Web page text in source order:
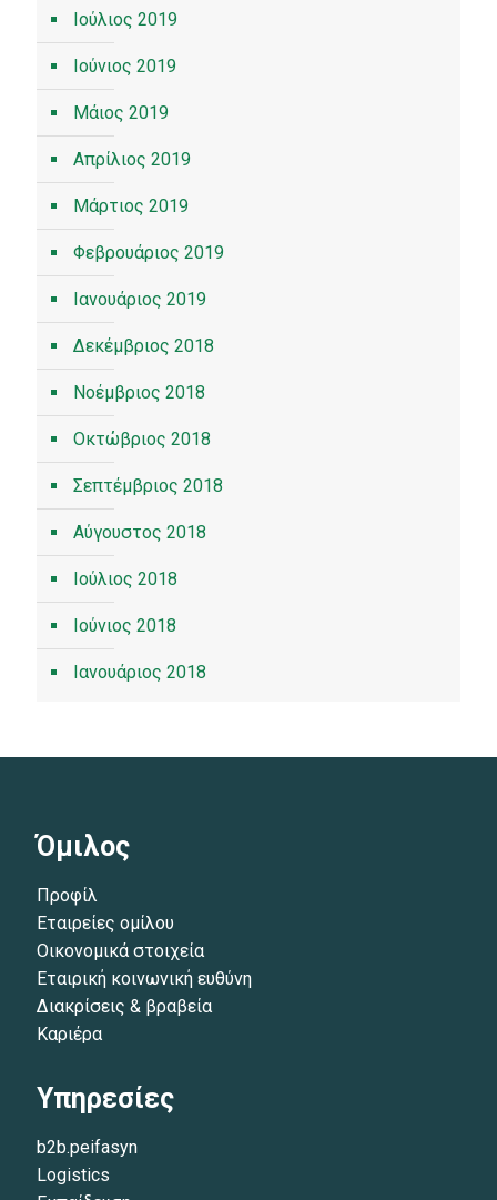
Ιούλιος 2019
Ιούνιος 2019
Μάιος 2019
Απρίλιος 2019
Μάρτιος 2019
Φεβρουάριος 2019
Ιανουάριος 2019
Δεκέμβριος 2018
Νοέμβριος 2018
Οκτώβριος 2018
Σεπτέμβριος 2018
Αύγουστος 2018
Ιούλιος 2018
Ιούνιος 2018
Ιανουάριος 2018
Όμιλος
Προφίλ
Εταιρείες ομίλου
Οικονομικά στοιχεία
Εταιρική κοινωνική ευθύνη
Διακρίσεις & βραβεία
Καριέρα
Υπηρεσίες
b2b.peifasyn
Logistics